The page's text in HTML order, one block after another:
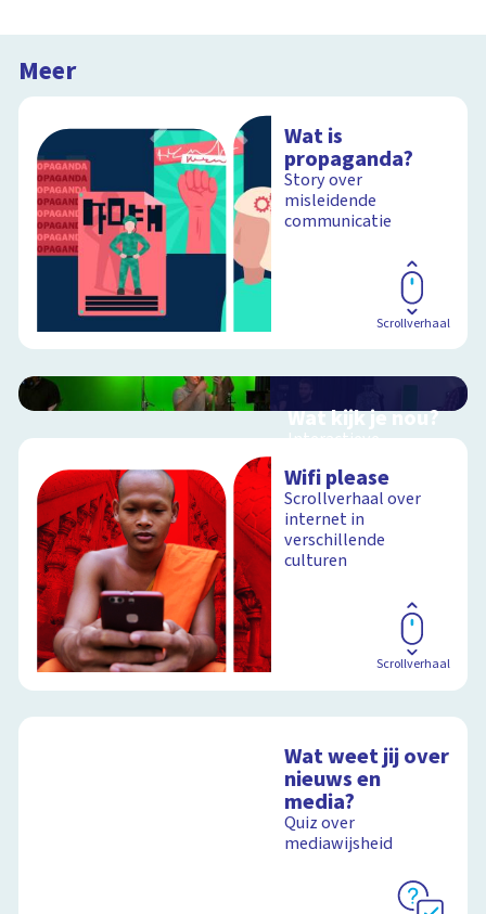
Meer
Wat is
propaganda?
Story over
misleidende
communicatie
Scrollverhaal
Wat kijk je nou?
Interactieve
en video
Wifi please
Scrollverhaal over
internet in
verschillende
culturen
Scrollverhaal
Wat weet jij over
nieuws en
media?
Quiz over
mediawijsheid